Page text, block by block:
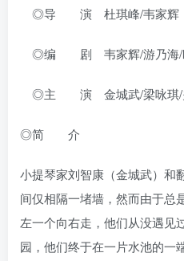
◎导 演 杜琪峰/韦家辉
◎编 剧 韦家辉/游乃海/
◎主 演 金城武/梁咏琪/关
◎简 介
小提琴家刘智康（金城武）和
间仅相隔一堵墙，然而由于总
左一个向右走，他们从没遇见
园，他们终于在一片水池的一